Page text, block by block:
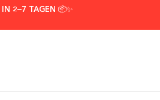
2–7 TAGEN 📦✨